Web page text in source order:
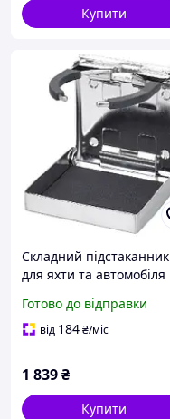
Купити
Складний підстаканник
для яхти та автомобіля
79 мм з нержавіючої
сталі з дзеркальною
Готово до відправки
від 184₴/міс
1 839₴
Купити